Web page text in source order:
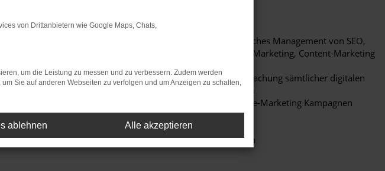
schaltet
und damit
Arbeitsweise
und
Digitale Kommunikation
Operatives und strategisches Management von SEO,
Paid-Advertising, E-Mail-Marketing, Content-Marketing
Organisation und Überwachung sämtlicher digitalen
Marketinganstrengungen
Durchführung von Online-Marketing Kampagnen
Netzwerkpflege
Neukundenakquise
Unternehmen entwickeln
von Drittanbietern wie Google Maps, Chats,
um die Leistung zu messen und zu verbessern. Zudem werden
Sie auf anderen Webseiten zu verfolgen und um Anzeigen zu schalten,
ablehnen Alle akzeptieren